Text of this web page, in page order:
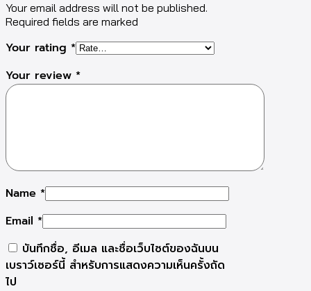
Your email address will not be published.
Required fields are marked
Your rating *
Your review *
Name *
Email *
บันทึกชื่อ, อีเมล และชื่อเว็บไซต์ของฉันบน
เบราว์เซอร์นี้ สำหรับการแสดงความเห็นครั้งถัด
ไป